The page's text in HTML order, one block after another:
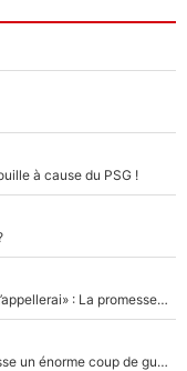
à cause du PSG !
Mercato - OM - «Dès que je prends un club, je t’appellerai» : La promesse de Marcelino au moment de claquer la porte
Victime de racisme contre Murray, Kyrgios pousse un énorme coup de gueule !